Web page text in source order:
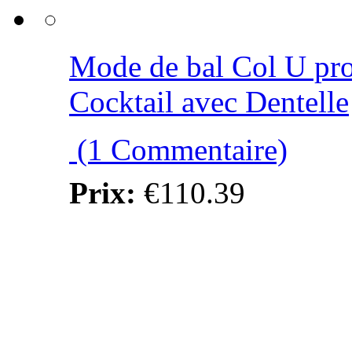
Mode de bal Col U
Cocktail avec Dentelle
(1 Commentaire)
Prix: €110.39